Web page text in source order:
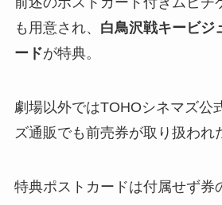
も用意され、 白鳥沢戦キービジ
ードが特典​。
劇場以外ではTOHOシネマズ公
ズ通販でも前売券が取り扱われ
特典ポストカードは付属せず券